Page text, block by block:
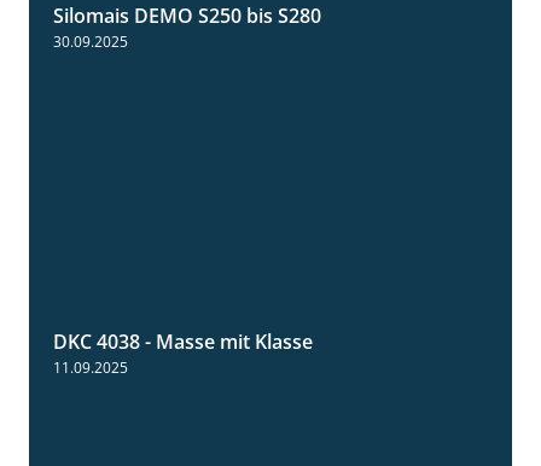
Silomais DEMO S250 bis S280
30.09.2025
DKC 4038 - Masse mit Klasse
11.09.2025